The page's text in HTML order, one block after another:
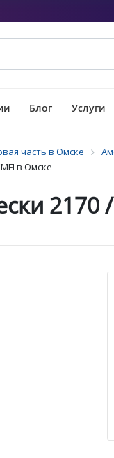
Блог Услуги
часть в Омске
в Омске